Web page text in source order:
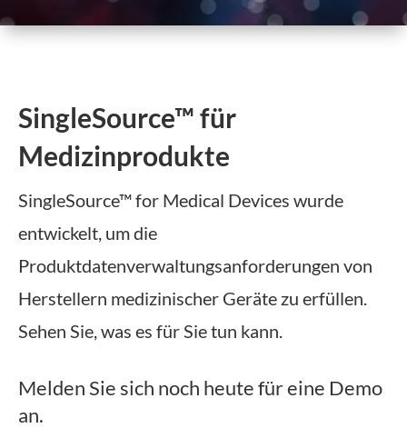
SingleSource™ für
Medizinprodukte
SingleSource™ for Medical Devices wurde
entwickelt, um die
Produktdatenverwaltungsanforderungen von
Herstellern medizinischer Geräte zu erfüllen.
Sehen Sie, was es für Sie tun kann.
Melden Sie sich noch heute für eine Demo
an.